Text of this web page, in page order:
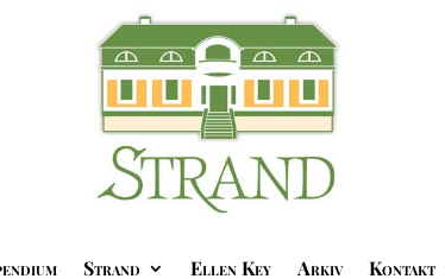
Strand Ellen Key Arkiv Kontakt